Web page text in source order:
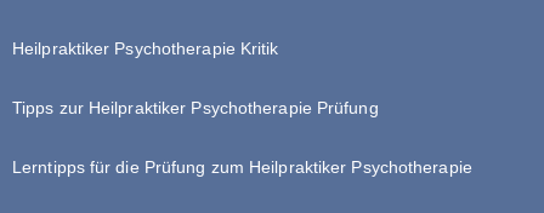
Heilpraktiker Psychotherapie Kritik
Tipps zur Heilpraktiker Psychotherapie Prüfung
Lerntipps für die Prüfung zum Heilpraktiker Psychotherapie